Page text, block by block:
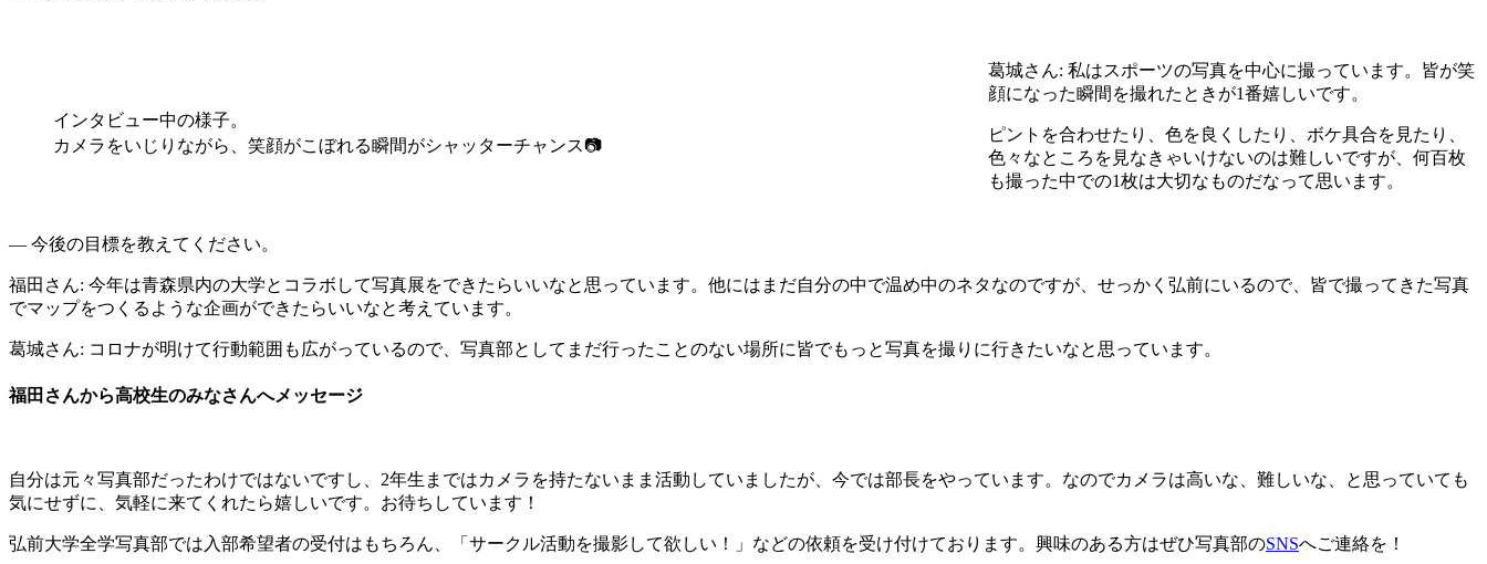
インタビュー中の様子。
カメラをいじりながら、笑顔がこぼれる瞬間がシャッターチャンス📷
葛城さん: 私はスポーツの写真を中心に撮っています。皆が笑
顔になった瞬間を撮れたときが1番嬉しいです。
ピントを合わせたり、色を良くしたり、ボケ具合を見たり、
色々なところを見なきゃいけないのは難しいですが、何百枚
も撮った中での1枚は大切なものだなって思います。
― 今後の目標を教えてください。
福田さん: 今年は青森県内の大学とコラボして写真展をできたらいいなと思っています。他にはまだ自分の中で温め中のネタなのですが、せっかく弘前にいるので、皆で撮ってきた写真
でマップをつくるような企画ができたらいいなと考えています。
葛城さん: コロナが明けて行動範囲も広がっているので、写真部としてまだ行ったことのない場所に皆でもっと写真を撮りに行きたいなと思っています。
福田さんから高校生のみなさんへメッセージ
自分は元々写真部だったわけではないですし、2年生まではカメラを持たないまま活動していましたが、今では部長をやっています。なのでカメラは高いな、難しいな、と思っていても
気にせずに、気軽に来てくれたら嬉しいです。お待ちしています！
弘前大学全学写真部では入部希望者の受付はもちろん、「サークル活動を撮影して欲しい！」などの依頼を受け付けております。興味のある方はぜひ写真部のSNSへご連絡を！